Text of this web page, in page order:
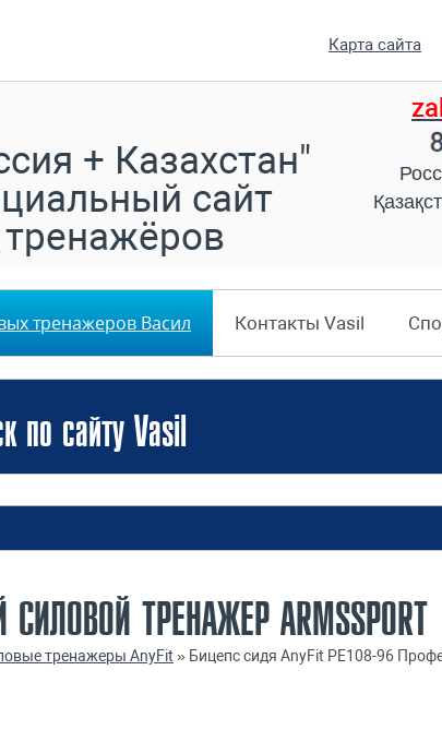
Карта сайта
+ Казахстан"
сайт
тренажеров Васил Контакты Vasil
по сайту Vasil
ТРЕНАЖЕР ARMSSPORT
тренажеры AnyFit » Бицепс сидя AnyFit PE108-96